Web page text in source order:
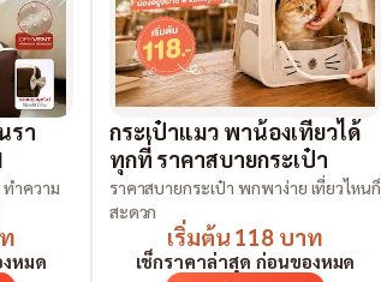
รา
ำความ
หมด
กระเป๋าแมว พาน้องเที่ยวได้
ทุกที่ ราคาสบายกระเป๋า
ราคาสบายกระเป๋า พกพาง่าย เที่ยวไหนก็
สะดวก
เริ่มต้น 118 บาท
เช็กราคาล่าสุด ก่อนของหมด